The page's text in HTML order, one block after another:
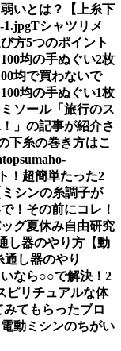
いとは？【上糸下
1.jpgTシャツリメ
方5つのポイント
100均の手ぬぐい2枚
均で買わないで
100均の手ぬぐい1枚
ソール「旅行のス
」の記事が紹介さ
下糸の巻き方はこ
topsumaho-
！超簡単たった2
ミシンの糸調子が
！その前にコレ！
グ夏休み自由研究
し器のやり方【動
し器のやり
なら○○で解決！2
ピリチュアルな体
てもらったブロ
動ミシンのちがい